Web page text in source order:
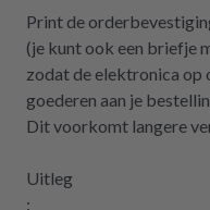
Print de
(je kunt ook een briefje
zodat de elektronica op
goederen aan je
Dit voorkomt langere
Uitleg
: